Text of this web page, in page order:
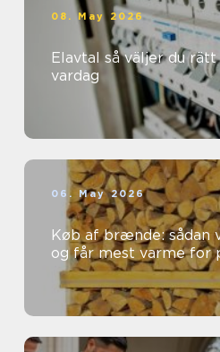
08. May 2026
Elavtal så väljer du rätt avtal för din
vardag
06. May 2026
Køb af brænde: sådan
og får mest varme for